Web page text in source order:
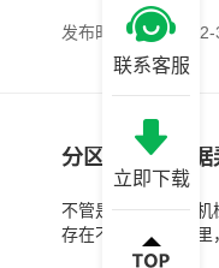
发布时间：2022-12-
分区把硬盘数
不管是什么硬盘，
存在不一样的分区
联系客服
立即下载